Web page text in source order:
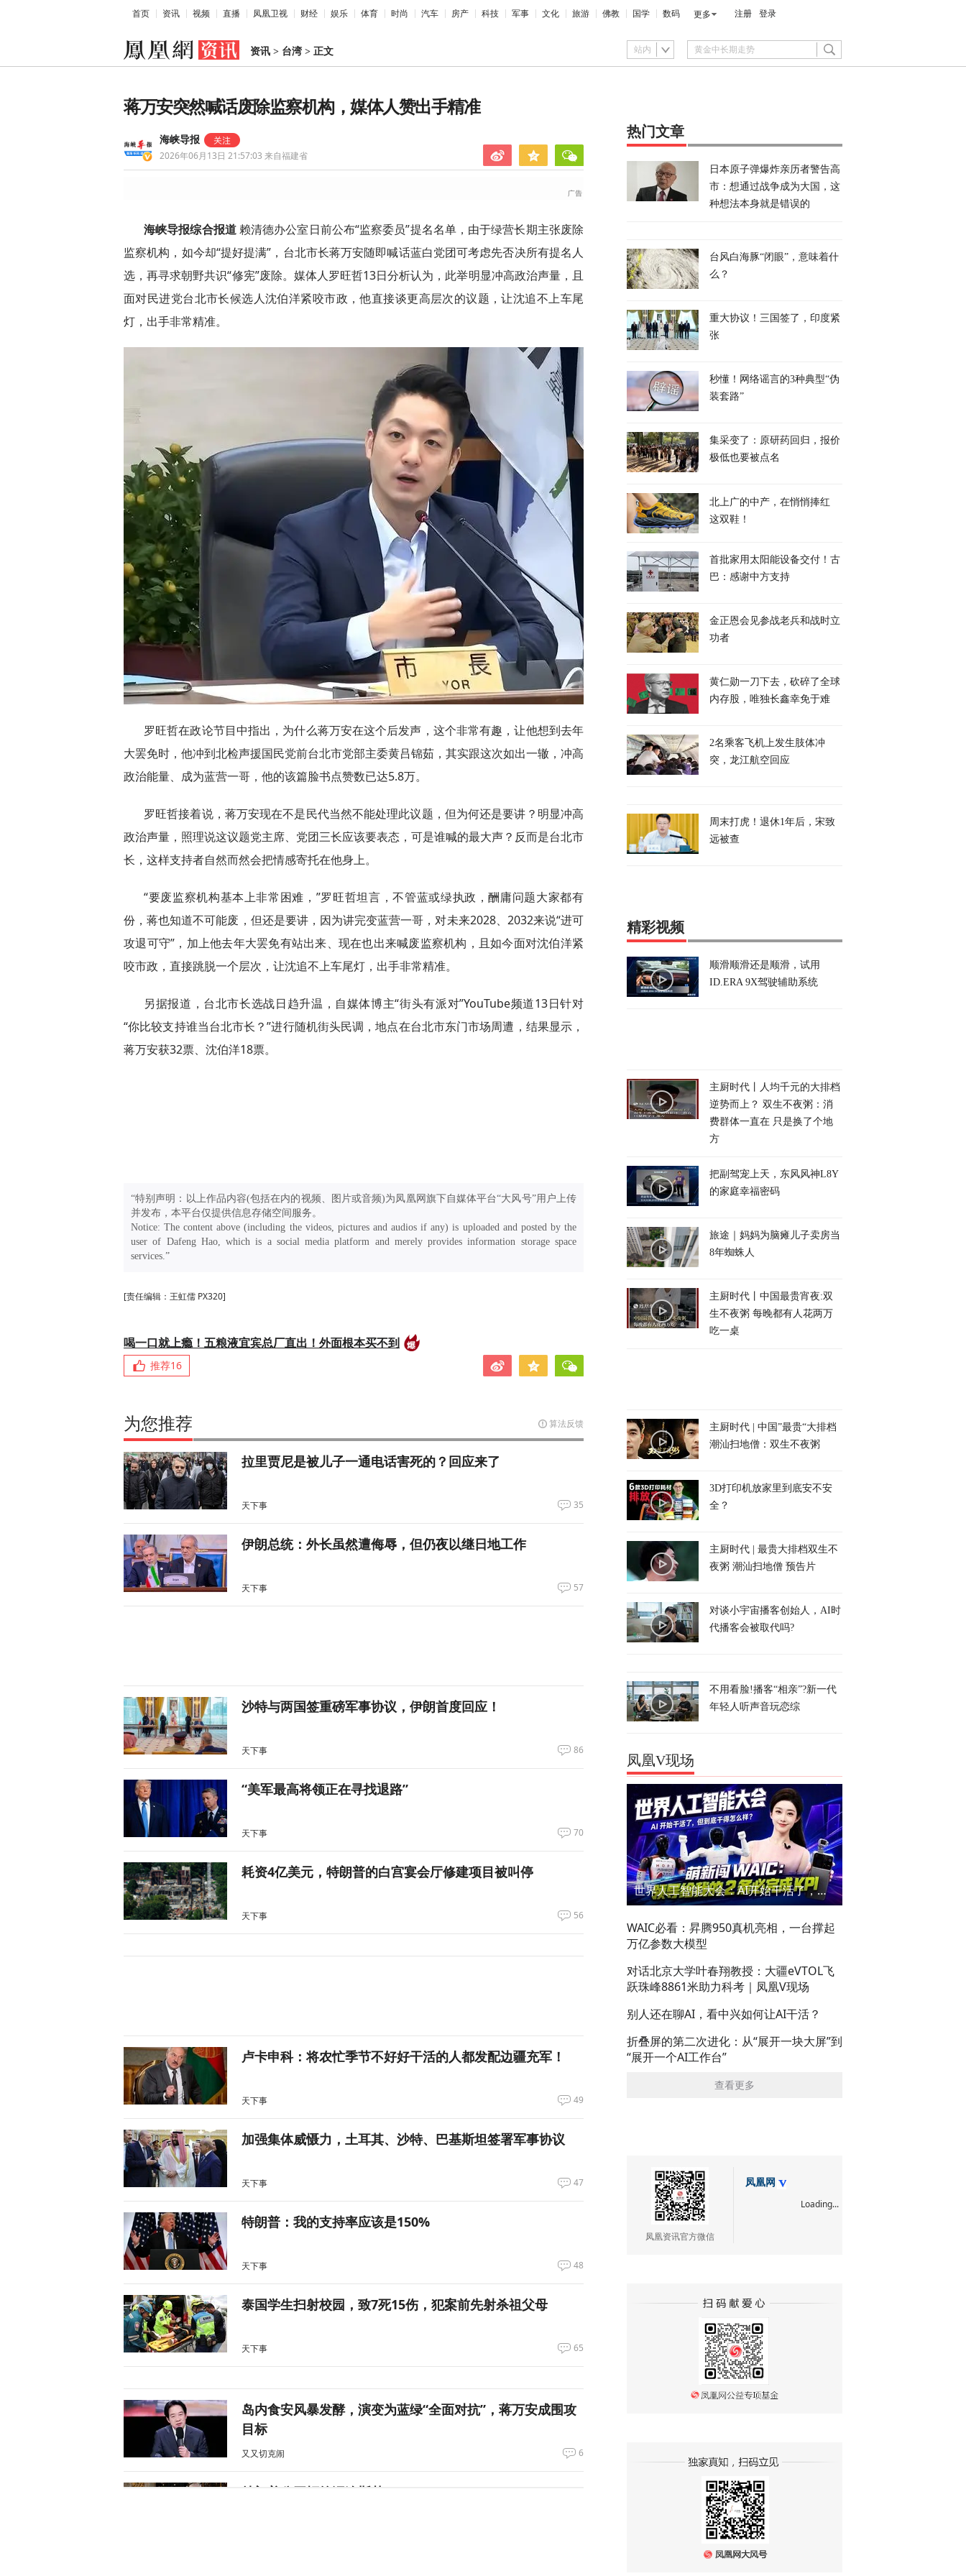
首页 资讯 视频 直播 凤凰卫视 财经 娱乐 体育 时尚 汽车 房产 科技 军事 文化 旅游 佛教 国学 数码 更多 注册 登录
资讯 > 台湾 > 正文 站内
蒋万安突然喊话废除监察机构，媒体人赞出手精准
海峡导报
2026年06月13日 21:57:03 来自福建省
海峡导报综合报道赖清德办公室日前公布“监察委员”提名名单，由于绿营长期主张废除
监察机构，如今却“提好提满”，台北市长蒋万安随即喊话蓝白党团可考虑先否决所有提名人
选，再寻求朝野共识“修宪”废除。媒体人罗旺哲13日分析认为，此举明显冲高政治声量，且
面对民进党台北市长候选人沈伯洋紧咬市政，他直接谈更高层次的议题，让沈追不上车尾
灯，出手非常精准。
罗旺哲在政论节目中指出，为什么蒋万安在这个后发声，这个非常有趣，让他想到去年
大罢免时，他冲到北检声援国民党前台北市党部主委黄吕锦茹，其实跟这次如出一辙，冲高
政治能量、成为蓝营一哥，他的该篇脸书点赞数已达5.8万。
罗旺哲接着说，蒋万安现在不是民代当然不能处理此议题，但为何还是要讲？明显冲高
政治声量，照理说这议题党主席、党团三长应该要表态，可是谁喊的最大声？反而是台北市
长，这样支持者自然而然会把情感寄托在他身上。
“要废监察机构基本上非常困难，”罗旺哲坦言，不管蓝或绿执政，酬庸问题大家都有
份，蒋也知道不可能废，但还是要讲，因为讲完变蓝营一哥，对未来2028、2032来说“进可
攻退可守”，加上他去年大罢免有站出来、现在也出来喊废监察机构，且如今面对沈伯洋紧
咬市政，直接跳脱一个层次，让沈追不上车尾灯，出手非常精准。
另据报道，台北市长选战日趋升温，自媒体博主“街头有派对”YouTube频道13日针对
“你比较支持谁当台北市长？”进行随机街头民调，地点在台北市东门市场周遭，结果显示，
蒋万安获32票、沈伯洋18票。
“特别声明：以上作品内容(包括在内的视频、图片或音频)为凤凰网旗下自媒体平台“大风号”用户上传
并发布，本平台仅提供信息存储空间服务。
Notice: The content above (including the videos, pictures and audios if any) is uploaded and posted by the
user of Dafeng Hao, which is a social media platform and merely provides information storage space
services.”
[责任编辑：王虹儒 PX320]
喝一口就上瘾！五粮液宜宾总厂直出！外面根本买不到
推荐16
为您推荐 算法反馈
拉里贾尼是被儿子一通电话害死的？回应来了
天下事 35
伊朗总统：外长虽然遭侮辱，但仍夜以继日地工作
天下事 57
沙特与两国签重磅军事协议，伊朗首度回应！
天下事 86
“美军最高将领正在寻找退路”
天下事 70
耗资4亿美元，特朗普的白宫宴会厅修建项目被叫停
天下事 56
卢卡申科：将农忙季节不好好干活的人都发配边疆充军！
天下事 49
加强集体威慑力，土耳其、沙特、巴基斯坦签署军事协议
天下事 47
特朗普：我的支持率应该是150%
天下事 48
泰国学生扫射校园，致7死15伤，犯案前先射杀祖父母
天下事 65
岛内食安风暴发酵，演变为蓝绿“全面对抗”，蒋万安成围攻
目标
又又切克闹 6
特朗普公开拒绝泽连斯基！
热门文章
日本原子弹爆炸亲历者警告高
市：想通过战争成为大国，这
种想法本身就是错误的
台风白海豚“闭眼”，意味着什
么？
重大协议！三国签了，印度紧
张
秒懂！网络谣言的3种典型“伪
装套路”
集采变了：原研药回归，报价
极低也要被点名
北上广的中产，在悄悄捧红
这双鞋！
首批家用太阳能设备交付！古
巴：感谢中方支持
金正恩会见参战老兵和战时立
功者
黄仁勋一刀下去，砍碎了全球
内存股，唯独长鑫幸免于难
2名乘客飞机上发生肢体冲
突，龙江航空回应
周末打虎！退休1年后，宋致
远被查
精彩视频
顺滑顺滑还是顺滑，试用
ID.ERA 9X驾驶辅助系统
主厨时代丨人均千元的大排档
逆势而上？ 双生不夜粥：消
费群体一直在 只是换了个地
方
把副驾宠上天，东风风神L8Y
的家庭幸福密码
旅途｜妈妈为脑瘫儿子卖房当
8年蜘蛛人
主厨时代丨中国最贵宵夜:双
生不夜粥 每晚都有人花两万
吃一桌
主厨时代 | 中国”最贵“大排档
潮汕扫地僧：双生不夜粥
3D打印机放家里到底安不安
全？
主厨时代 | 最贵大排档双生不
夜粥 潮汕扫地僧 预告片
对谈小宇宙播客创始人，AI时
代播客会被取代吗?
不用看脸!播客“相亲”?新一代
年轻人听声音玩恋综
凤凰V现场
世界人工智能大会：AI开始干活了，但到底干的怎么样？萌新闯WAIC
WAIC必看：昇腾950真机亮相，一台撑起
万亿参数大模型
对话北京大学叶春翔教授：大疆eVTOL飞
跃珠峰8861米助力科考｜凤凰V现场
别人还在聊AI，看中兴如何让AI干活？
折叠屏的第二次进化：从“展开一块大屏”到
“展开一个AI工作台”
查看更多
凤凰资讯官方微信
凤凰网
Loading...